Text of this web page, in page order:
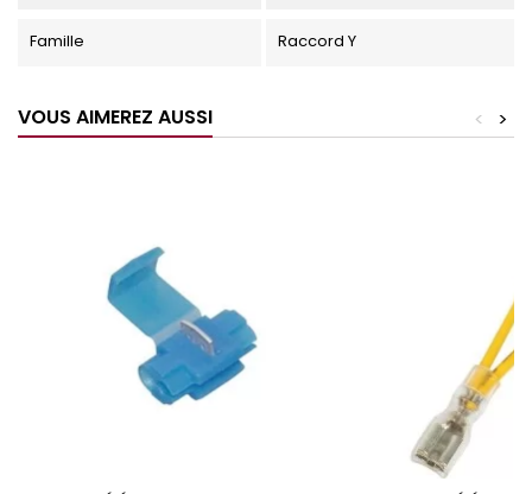
Famille Raccord Y
VOUS AIMEREZ AUSSI >
<